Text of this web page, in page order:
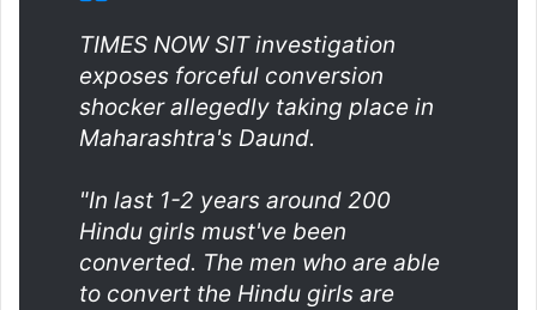
TIMES NOW SIT investigation
exposes forceful conversion
shocker allegedly taking place in
Maharashtra's Daund.
"In last 1-2 years around 200
Hindu girls must've been
converted. The men who are able
to convert the Hindu girls are